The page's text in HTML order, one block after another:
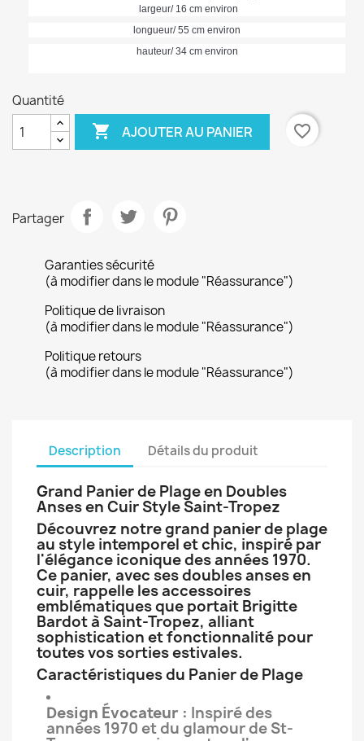
largeur/ 16 cm environ
longueur/ 55 cm environ
hauteur/ 34 cm environ
Quantité
 AJOUTER AU PANIER favorite_border
Partager
Garanties sécurité
(à modifier dans le module "Réassurance")
Politique de livraison
(à modifier dans le module "Réassurance")
Politique retours
(à modifier dans le module "Réassurance")
Description Détails du produit
Grand Panier de Plage en Doubles
Anses en Cuir Style Saint-Tropez
Découvrez notre grand panier de plage
au style intemporel et chic, inspiré par
l'élégance iconique des années 1970.
Ce panier, avec ses doubles anses en
cuir, rappelle les accessoires
emblématiques que portait Brigitte
Bardot à Saint-Tropez, alliant
sophistication et fonctionnalité pour
toutes vos sorties estivales.
Caractéristiques du Panier de Plage
Design Évocateur : Inspiré des
années 1970 et du glamour de St-